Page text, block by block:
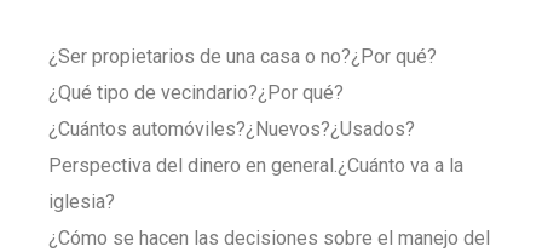
¿Ser propietarios de una casa o no?¿Por qué?
¿Qué tipo de vecindario?¿Por qué?
¿Cuántos automóviles?¿Nuevos?¿Usados?
Perspectiva del dinero en general.¿Cuánto va a la
iglesia?
¿Cómo se hacen las decisiones sobre el manejo del